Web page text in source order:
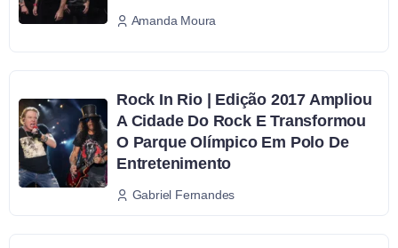
Amanda Moura
Rock In Rio | Edição 2017 Ampliou
A Cidade Do Rock E Transformou
O Parque Olímpico Em Polo De
Entretenimento
Gabriel Fernandes